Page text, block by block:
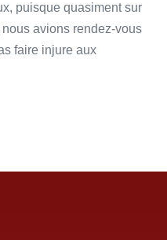
puisque quasiment sur
avions rendez-vous
faire injure aux